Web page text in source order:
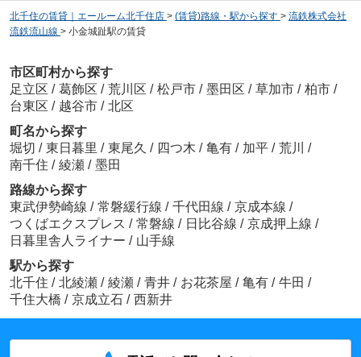
北千住の賃貸｜エールーム北千住店 > (賃貸)路線・駅から探す > 流鉄株式会社
流鉄流山線 > 小金城趾駅の賃貸
市区町村から探す
足立区 / 葛飾区 / 荒川区 / 松戸市 / 墨田区 / 草加市 / 柏市 /
台東区 / 越谷市 / 北区
町名から探す
堀切 / 東日暮里 / 東尾久 / 四つ木 / 亀有 / 加平 / 荒川 /
南千住 / 綾瀬 / 墨田
路線から探す
東武伊勢崎線 / 常磐緩行線 / 千代田線 / 京成本線 /
つくばエクスプレス / 常磐線 / 日比谷線 / 京成押上線 /
日暮里舎人ライナー / 山手線
駅から探す
北千住 / 北綾瀬 / 綾瀬 / 青井 / お花茶屋 / 亀有 / 牛田 /
千住大橋 / 京成立石 / 西新井